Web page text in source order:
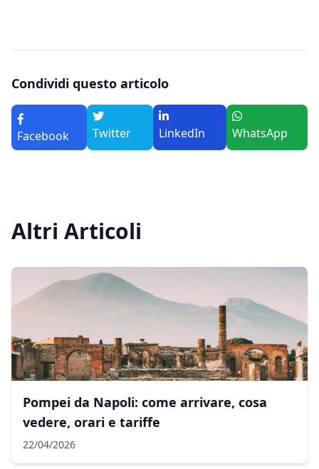
Condividi questo articolo
Facebook Twitter LinkedIn WhatsApp
Altri Articoli
Pompei da Napoli: come arrivare, cosa
vedere, orari e tariffe
22/04/2026